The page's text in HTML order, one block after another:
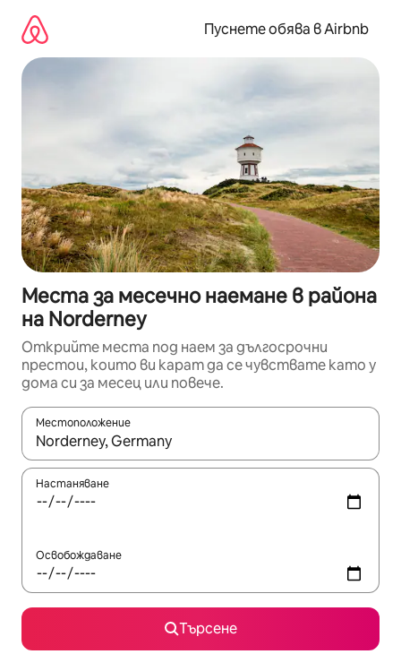
съдържанието
Пуснете обява в Airbnb
Места за месечно наемане в района
на Norderney
Открийте места под наем за дългосрочни
престои, които ви карат да се чувствате като у
дома си за месец или повече.
Местоположение
Когато резултатите се покажат, използвайте
Настаняване
Освобождаване
Търсене